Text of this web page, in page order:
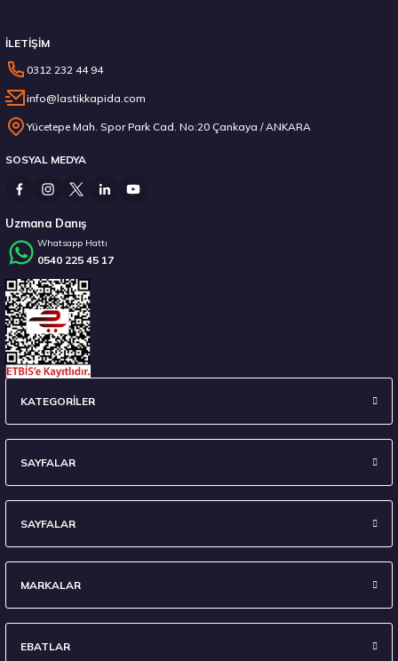
7.157,15 ₺
Stokta 12 Adet
İLETİŞİM
0312 232 44 94
info@lastikkapida.com
Yücetepe Mah. Spor Park Cad. No:20 Çankaya / ANKARA
SOSYAL MEDYA
Uzmana Danış
Whatsapp Hattı
0540 225 45 17
KATEGORİLER
SAYFALAR
SAYFALAR
MARKALAR
EBATLAR